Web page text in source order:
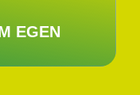
EGEN